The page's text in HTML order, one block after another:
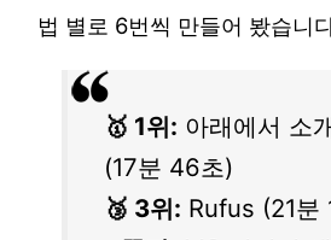
법 별로 6번씩 만들어 봤습니
🥇 1위: 아래에서 소
(17분 46초)
🥉 3위: Rufus (21분